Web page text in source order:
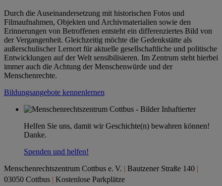
Durch die Auseinandersetzung mit historischen Fotos und
Filmaufnahmen, Objekten und Archivmaterialien sowie den
Erinnerungen von Betroffenen entsteht ein differenziertes Bild von
der Vergangenheit. Gleichzeitig möchte die Gedenkstätte als
außerschulischer Lernort für aktuelle gesellschaftliche und politische
Entwicklungen auf der Welt sensibilisieren. Im Zentrum steht hierbei
immer auch die Achtung der Menschenwürde und der
Menschenrechte.
Bildungsangebote kennenlernen
Helfen Sie uns, damit wir Geschichte(n) bewahren können!
Danke.
Spenden und helfen!
Menschenrechtszentrum Cottbus e. V. | Bautzener Straße 140 |
03050 Cottbus | Kostenlose Parkplätze